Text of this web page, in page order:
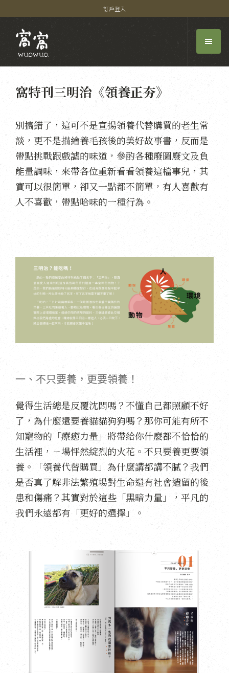
訂戶登入
窩特刊三明治《領養正夯》
別搞錯了，這可不是宣揚領養代替購買的老生常
談，更不是描繪養毛孩後的美好故事書，反而是
帶點挑戰跟戲謔的味道，參酌各種廢圖廢文及負
能量調味，來帶各位重新看看領養這檔事兒，其
實可以很簡單，卻又一點都不簡單，有人喜歡有
人不喜歡，帶點哈味的一種行為。
一、不只要養，更要領養！
覺得生活總是反覆沈悶嗎？不懂自己都照顧不好
了，為什麼還要養貓貓狗狗嗎？那你可能有所不
知寵物的「療癒力量」將帶給你什麼都不恰恰的
生活裡，ㄧ場怦然綻烈的火花。不只要養更要領
養。「領養代替購買」為什麼講都講不膩？我們
是否真了解非法繁殖場對生命還有社會遺留的後
患和傷痛？其實對於這些「黑暗力量」，平凡的
我們永遠都有「更好的選擇」。